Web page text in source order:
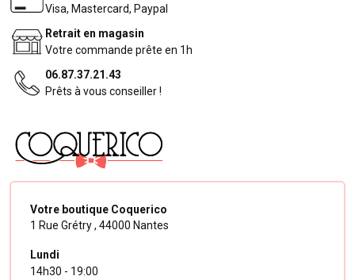
Visa, Mastercard, Paypal
Retrait en magasin
Votre commande prête en 1h
06.87.37.21.43
Prêts à vous conseiller !
Votre boutique Coquerico
1 Rue Grétry , 44000 Nantes
Lundi
14h30 - 19:00